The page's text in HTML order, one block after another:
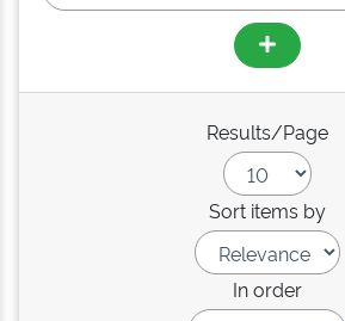
Results/Page
Sort items by
In order